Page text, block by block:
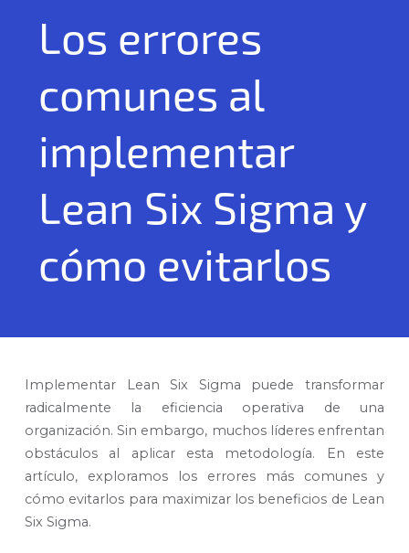
Los errores
comunes al
implementar
Lean Six Sigma y
cómo evitarlos
Implementar Lean Six Sigma puede transformar
radicalmente la eficiencia operativa de una
organización. Sin embargo, muchos líderes enfrentan
obstáculos al aplicar esta metodología. En este
artículo, exploramos los errores más comunes y
cómo evitarlos para maximizar los beneficios de Lean
Six Sigma.